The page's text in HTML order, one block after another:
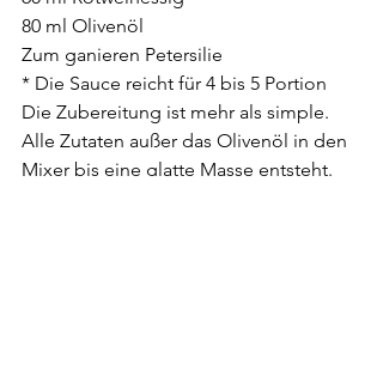
80 ml Olivenöl
Zum ganieren Petersilie
* Die Sauce reicht für 4 bis 5 Portion
Die Zubereitung ist mehr als simple.
Alle Zutaten außer das Olivenöl in den
Mixer bis eine glatte Masse entsteht.